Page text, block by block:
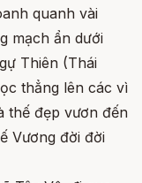
quanh vài
mạch ẩn dưới
Thiên (Thái
thẳng lên các vì
thế đẹp vươn đến
Vương đời đời